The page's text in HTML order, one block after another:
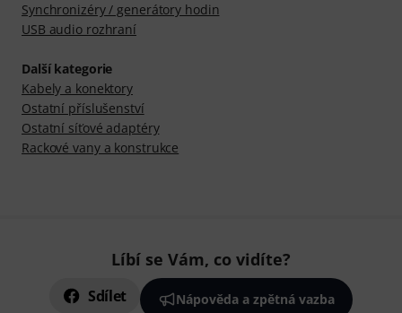
Synchronizéry / generátory hodin
USB audio rozhraní
Další kategorie
Kabely a konektory
Ostatní příslušenství
Ostatní síťové adaptéry
Rackové vany a konstrukce
Líbí se Vám, co vidíte?
Sdílet Nápověda a zpětná vazba